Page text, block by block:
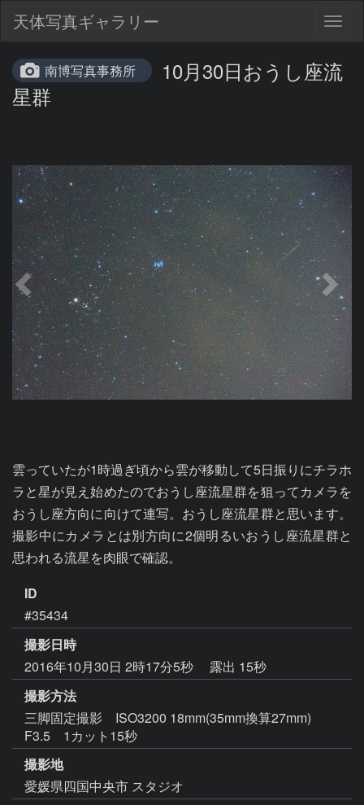
天体写真ギャラリー
南博写真事務所
10月30日おうし座流
星群
雲っていたが1時過ぎ頃から雲が移動して5日振りにチラホ
ラと星が見え始めたのでおうし座流星群を狙ってカメラを
おうし座方向に向けて連写。おうし座流星群と思います。
撮影中にカメラとは別方向に2個明るいおうし座流星群と
思われる流星を肉眼で確認。
ID
#35434
撮影日時
2016年10月30日 2時17分5秒
露出 15秒
撮影方法
三脚固定撮影 ISO3200 18mm(35mm換算27mm)
F3.5 1カット15秒
撮影地
愛媛県四国中央市 スタジオ